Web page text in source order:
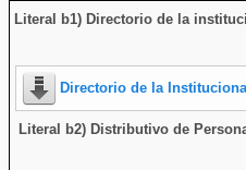
Literal b1) Directorio de la
Directorio de la
Literal b2) Distributivo de